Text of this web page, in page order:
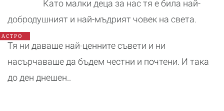
Като малки деца за нас тя е била най-
добродушният и най-мъдрият човек на света.
всяка
зодия
АСТРО
Тя ни даваше най-ценните съвети и ни
насърчаваше да бъдем честни и почтени. И така
до ден днешен..